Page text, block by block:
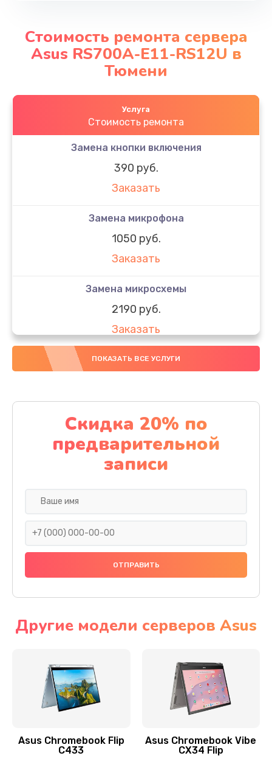
Стоимость ремонта сервера
Asus RS700A-E11-RS12U в
Тюмени
Услуга
Стоимость ремонта
Замена кнопки включения
390 руб.
Заказать
Замена микрофона
1050 руб.
Заказать
Замена микросхемы
2190 руб.
Заказать
Замена передней камеры
Заказать
Замена полифонического динамика
390 руб.
Заказать
Сбор/Разбор
Замена кнопки Home (домой)
ПОКАЗАТЬ ВСЕ УСЛУГИ
Скидка 20% по
предварительной
записи
Другие модели серверов Asus
Asus Chromebook Flip
C433
Asus Chromebook Vibe
CX34 Flip